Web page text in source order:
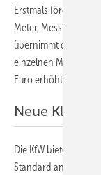
Erstmals förderfähig
Meter, Messtechnik
übernimmt der
einzelnen
Euro erhöht.
Neue
Die KfW bietet
Standard angestrebt